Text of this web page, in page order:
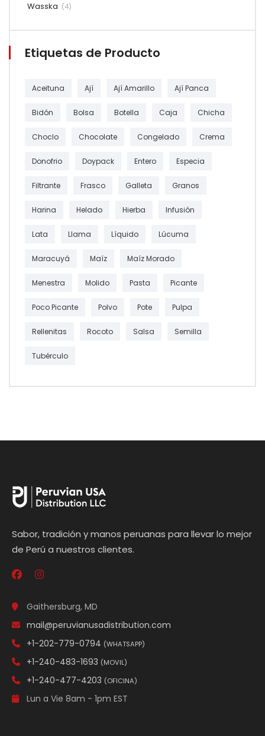
Wasska (4)
Etiquetas de Producto
Aceituna Ají Ají Amarillo Ají Panca
Bidón Bolsa Botella Caja Chicha
Choclo Chocolate Congelado Crema
Donofrio Doypack Entero Especia
Filtrante Frasco Galleta Granos
Harina Helado Hierba Infusión
Lata Llama Líquido Lúcuma
Maracuyá Maíz Maíz Morado
Menestra Molido Pasta Picante
Poco Picante Polvo Pote Pulpa
Rellenitas Rocoto Salsa Semilla
Tubérculo
Sabor, tradición y manos peruanas para llevar lo mejor
de Perú a nuestros clientes.
Gaithersburg, MD
mail@peruvianusadistribution.com
+1-202-779-0794 (WHATSAPP)
+1-240-483-1693 (MOVIL)
+1-240-477-4203 (OFICINA)
Lun a Vie 8am - 1pm EST